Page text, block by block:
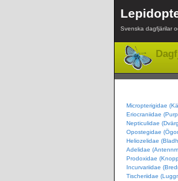
Svenska dagfjärilar
Micropterigidae
Eriocraniidae
Nepticulidae
Opostegidae
Heliozelidae
Adelidae
Prodoxidae
Incurvariidae
Tischeriidae